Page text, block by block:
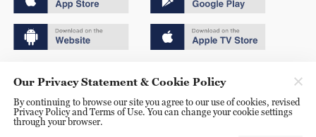
京ICP备20000184号
京公网安备 11010502050052号
Our Privacy Statement & Cookie Policy
By continuing to browse our site you agree to our use of cookies, revised
Privacy Policy and Terms of Use. You can change your cookie settings
through your browser.